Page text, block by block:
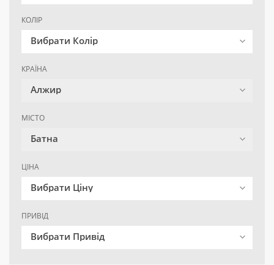
КОЛІР
Вибрати Колір
КРАЇНА
Алжир
МІСТО
Батна
ЦІНА
Вибрати Ціну
ПРИВІД
Вибрати Привід